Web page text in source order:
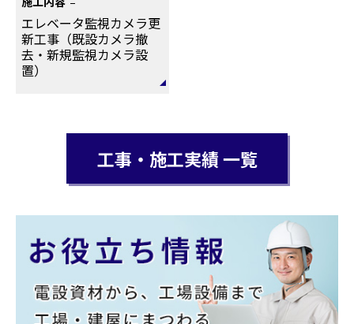
エレベータ監視カメラ更
新工事（既設カメラ撤
去・新規監視カメラ設
置）
工事・施工実績 一覧